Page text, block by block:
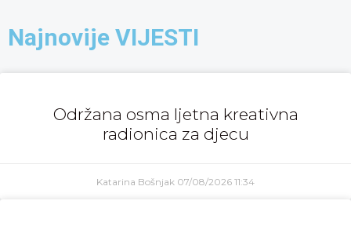
Najnovije VIJESTI
Održana osma ljetna kreativna
radionica za djecu
Katarina Bošnjak 07/08/2026 11:34